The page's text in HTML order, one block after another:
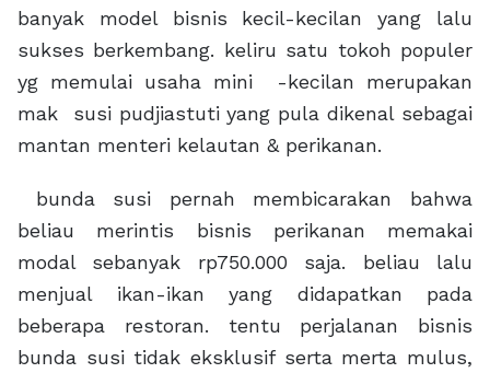
banyak model bisnis kecil-kecilan yang lalu
sukses berkembang. keliru satu tokoh populer
yg memulai usaha mini -kecilan merupakan
mak susi pudjiastuti yang pula dikenal sebagai
mantan menteri kelautan & perikanan.
bunda susi pernah membicarakan bahwa
beliau merintis bisnis perikanan memakai
modal sebanyak rp750.000 saja. beliau lalu
menjual ikan-ikan yang didapatkan pada
beberapa restoran. tentu perjalanan bisnis
bunda susi tidak eksklusif serta merta mulus,